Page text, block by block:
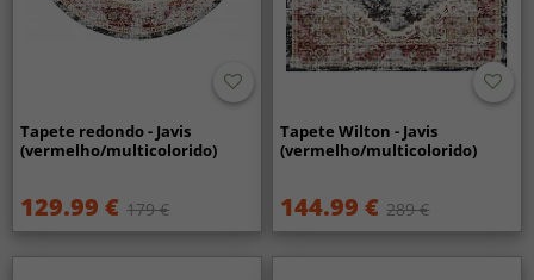
Tapete redondo - Javis
(vermelho/multicolorido)
129.99 € 179 €
Tapete Wilton - Javis
(vermelho/multicolorido)
144.99 € 289 €